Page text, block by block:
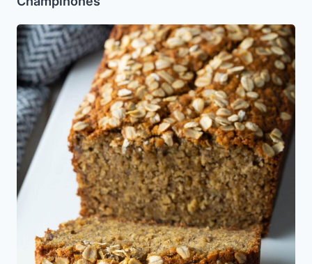
Bizcocho
de
Avena
Integral